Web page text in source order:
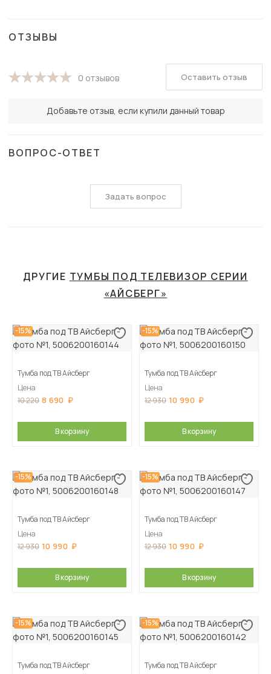
ОТЗЫВЫ
0 отзывов
Добавьте отзыв, если купили данный товар
Оставить отзыв
ВОПРОС-ОТВЕТ
Задать вопрос
ДРУГИЕ ТУМБЫ ПОД ТЕЛЕВИЗОР СЕРИИ
«АЙСБЕРГ»
-15%
Тумба под ТВ Айсберг
Цена
10 220 8 690
В корзину
-15%
Тумба под ТВ Айсберг
Цена
12 930 10 990
В корзину
-15%
Тумба под ТВ Айсберг
Цена
12 930 10 990
В корзину
-15%
Тумба под ТВ Айсберг
Цена
12 930 10 990
В корзину
-15%
Тумба под ТВ Айсберг
-15%
Тумба под ТВ Айсберг